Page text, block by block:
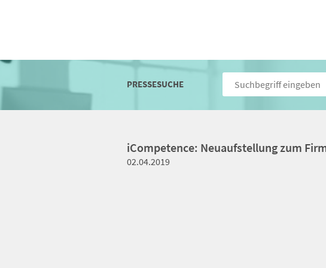
PRESSESUCHE
iCompetence: Neuaufstellung zum
02.04.2019